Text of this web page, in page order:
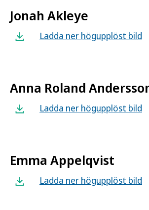
Jonah Akleye
Ladda ner högupplöst bild
Anna Roland
Ladda ner högupplöst bild
Emma Appelqvist
Ladda ner högupplöst bild